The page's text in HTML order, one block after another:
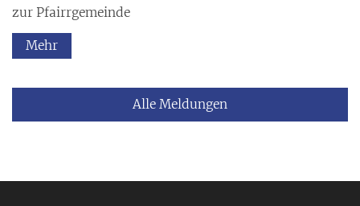
zur Pfairrgemeinde
Mehr
Alle Meldungen